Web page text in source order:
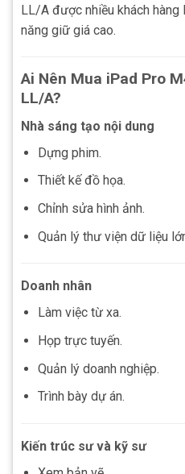
LL/A được nhiều khách hàng
năng giữ giá cao.
Ai Nên Mua iPad Pro
LL/A?
Nhà sáng tạo nội dung
Dựng phim.
Thiết kế đồ họa.
Chỉnh sửa hình ảnh.
Quản lý thư viện dữ liệu
Doanh nhân
Làm việc từ xa.
Họp trực tuyến.
Quản lý doanh nghiệp.
Trình bày dự án.
Kiến trúc sư và kỹ sư